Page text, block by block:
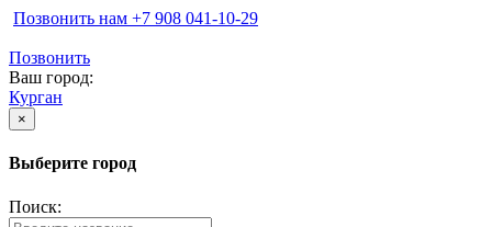
Позвонить нам ‪+7 908 041-10-29
Позвонить
Ваш город:
Курган
×
Выберите город
Поиск: